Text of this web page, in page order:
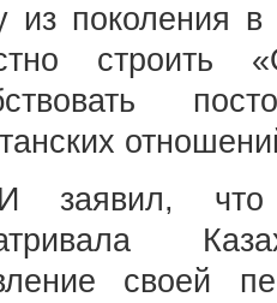
из поколения в
заявил, что
своей